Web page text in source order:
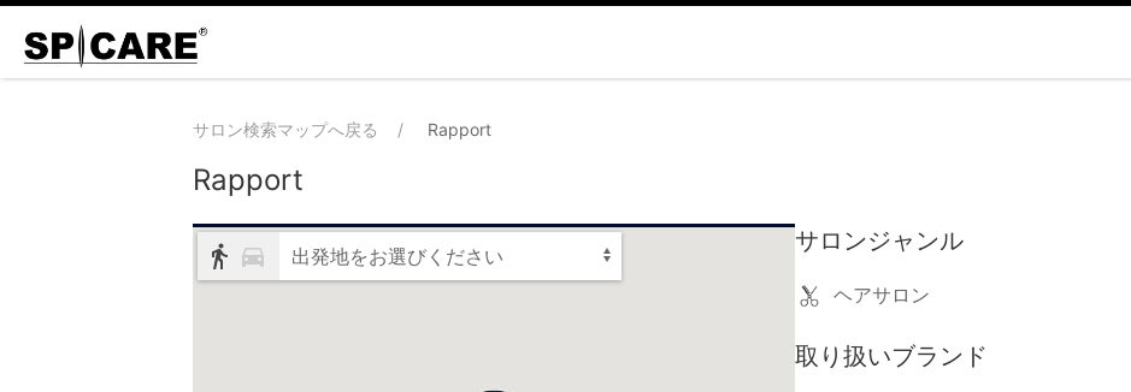
サロン検索マップへ戻る Rapport
Rapport
出発地をお選びください
サロンジャンル
ヘアサロン
取り扱いブランド